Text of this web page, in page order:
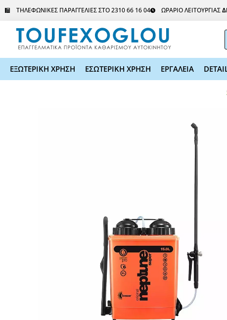
Μετάβαση
περιεχόμενο
ΤΗΛΕΦΩΝΙΚΕΣ ΠΑΡΑΓΓΕΛΙΕΣ ΣΤΟ 2310 66 16 04 ΩΡΑΡΙΟ ΛΕΙΤΟΥΡΓΙΑΣ
ΕΞΩΤΕΡΙΚΗ ΧΡΗΣΗ ΕΣΩΤΕΡΙΚΗ ΧΡΗΣΗ ΕΡΓΑΛΕΙΑ